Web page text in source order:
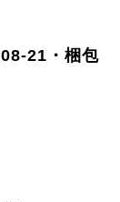
21・梱包